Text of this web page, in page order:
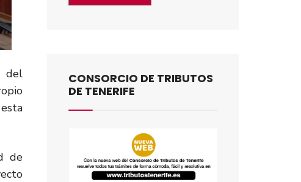
del
de
CONSORCIO DE TRIBUTOS
DE TENERIFE